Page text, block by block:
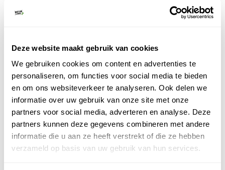
Deze website maakt gebruik van cookies
We gebruiken cookies om content en advertenties te
personaliseren, om functies voor social media te bieden
en om ons websiteverkeer te analyseren. Ook delen we
informatie over uw gebruik van onze site met onze
partners voor social media, adverteren en analyse. Deze
partners kunnen deze gegevens combineren met andere
informatie die u aan ze heeft verstrekt of die ze hebben
verzameld op basis van uw gebruik van hun services.
van de (half-)apen. Hier kan je onder andere de leuk
dansende Verraux sifaka's tegenkomen. En in de avond
wel rustige plekken opzoeken. In de canyons kan je
onder andere zoeken naar verschillende lijstersoorten,
de vanga's en kuifibis. En in de kale vlakten zie je de
bijzondere roofvogels van Madagaskar.
En laten we vooral niet de bijzondere reptielen en
amfibieën vergeten. Kameleons, en vooral kikkertjes en
hagedissen vind je in de groene canyons. En op de